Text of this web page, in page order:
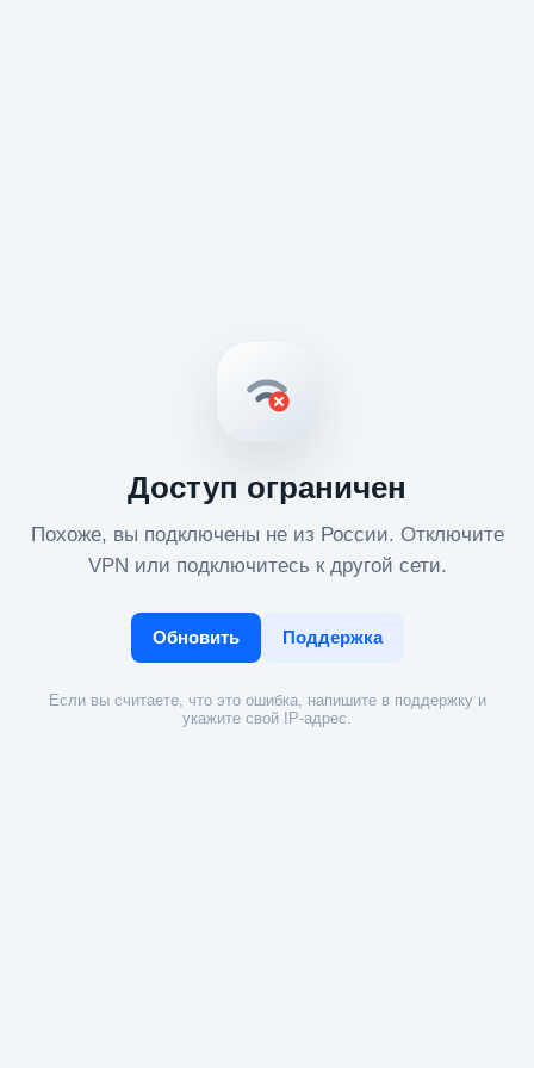
Доступ ограничен
Похоже, вы подключены не из России. Отключите
VPN или подключитесь к другой сети.
Обновить Поддержка
Если вы считаете, что это ошибка, напишите в поддержку и
укажите свой IP-адрес.